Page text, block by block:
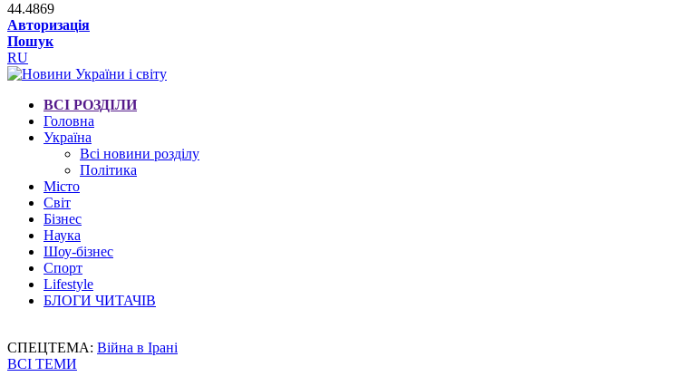
44.4869
Авторизація
Пошук
RU
ВСІ РОЗДІЛИ
Головна
Україна
Всі новини розділу
Політика
Місто
Світ
Бізнес
Наука
Шоу-бізнес
Спорт
Lifestyle
БЛОГИ ЧИТАЧІВ
СПЕЦТЕМА: Війна в Ірані
ВСІ ТЕМИ